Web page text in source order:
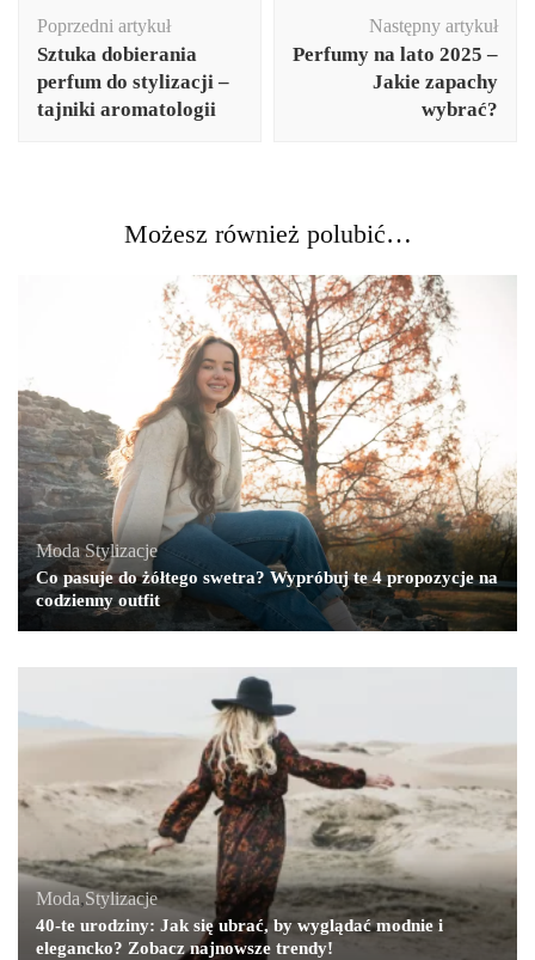
wpisu
Poprzedni artykuł
Sztuka dobierania
perfum do stylizacji –
tajniki aromatologii
Następny artykuł
Perfumy na lato 2025 –
Jakie zapachy
wybrać?
Możesz również polubić…
Moda,Stylizacje
Co pasuje do żółtego swetra? Wypróbuj te 4 propozycje na
codzienny outfit
Moda,Stylizacje
40-te urodziny: Jak się ubrać, by wyglądać modnie i
elegancko? Zobacz najnowsze trendy!